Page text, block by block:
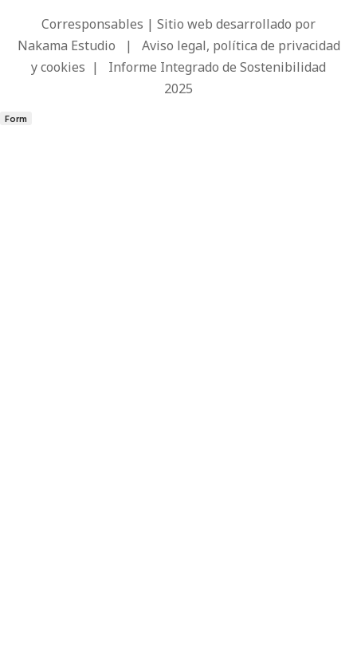
Corresponsables | Sitio web desarrollado por
Nakama Estudio | Aviso legal, política de privacidad
y cookies | Informe Integrado de Sostenibilidad
2025
Form